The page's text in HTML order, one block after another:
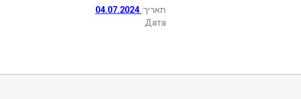
04.07.2024 :תאריך
Дата